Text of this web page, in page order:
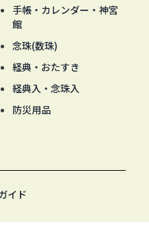
手帳・カレンダー・神宮
館
念珠(数珠)
経典・おたすき
経典入・念珠入
防災用品
イド